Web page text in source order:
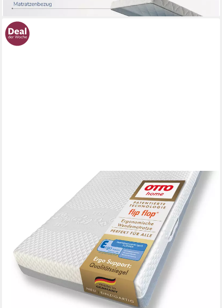
lieferbar - in 4-5 Werktagen bei dir